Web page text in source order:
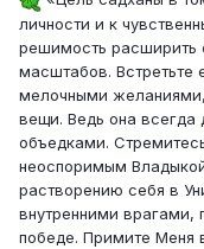
личности и к
решимость расширить
масштабов. Встретьте
мелочными
вещи. Ведь она всегда
объедками.
неоспоримым
растворению себя в
внутренними врагами,
победе. Примите Меня